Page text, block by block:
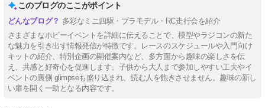
このブログのここがポイント
多彩なミニ四駆・プラモデル・RC走行会を紹介
さまざまなホビーイベントを詳細に伝えることで、模型やラジコンの新た
な魅力を引き出す情報発信が特徴です。レースのスケジュールや入門向け
キットの紹介、特別企画の開催案内など、多方面から趣味の楽しさを伝
え、共感と好奇心を促進します。子供から大人まで参加しやすい工夫やイ
ベントの裏側 glimpseも盛り込まれ、読む人を飽きさせません。趣味の新し
い扉を開く一助となる内容です。